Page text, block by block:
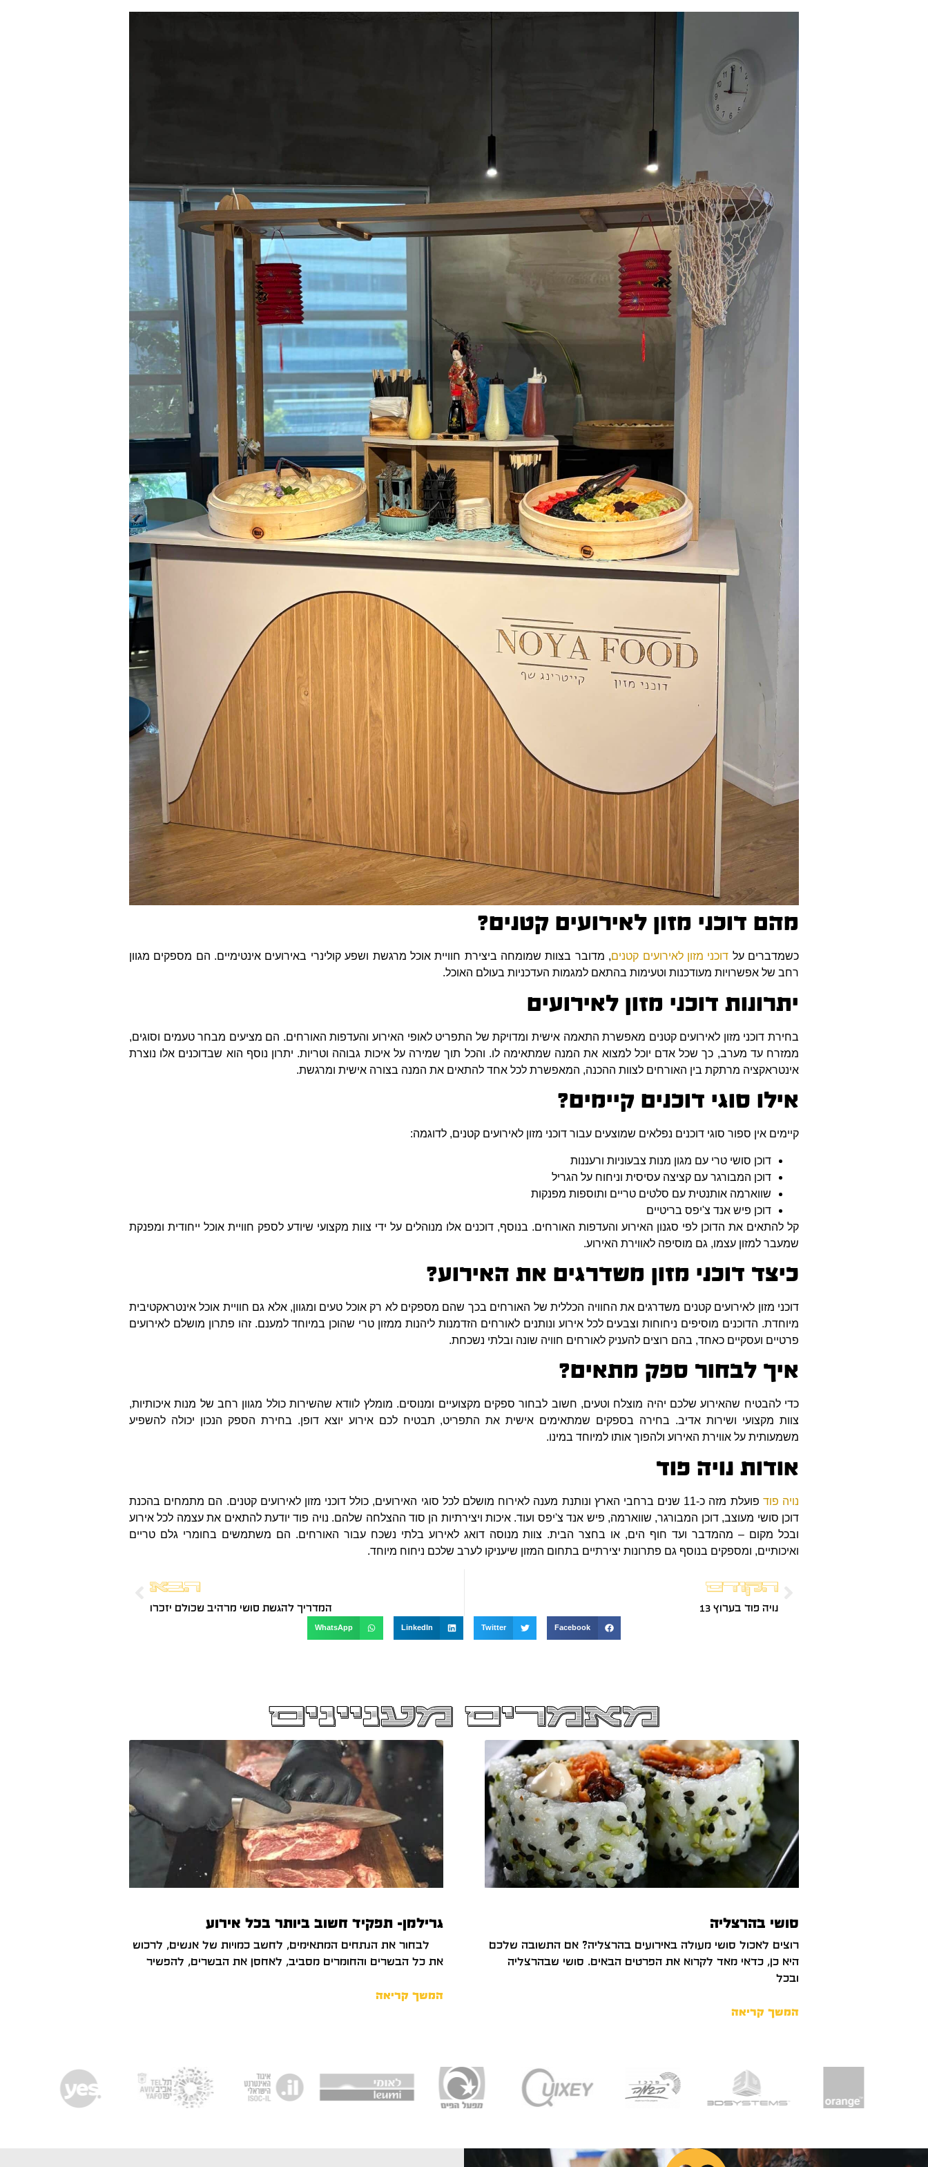
מהם דוכני מזון לאירועים קטנים?
כשמדברים על דוכני מזון לאירועים קטנים, מדובר בצוות שמומחה ביצירת חוויית אוכל מרגשת ושפע קולינרי באירועים אינטימיים. הם מספקים מגוון
רחב של אפשרויות מעודכנות וטעימות בהתאם למגמות העדכניות בעולם האוכל.
יתרונות דוכני מזון לאירועים
בחירת דוכני מזון לאירועים קטנים מאפשרת התאמה אישית ומדויקת של התפריט לאופי האירוע והעדפות האורחים. הם מציעים מבחר טעמים וסוגים,
ממזרח עד מערב, כך שכל אדם יוכל למצוא את המנה שמתאימה לו. והכל תוך שמירה על איכות גבוהה וטריות. יתרון נוסף הוא שבדוכנים אלו נוצרת
אינטראקציה מרתקת בין האורחים לצוות ההכנה, המאפשרת לכל אחד להתאים את המנה בצורה אישית ומרגשת.
אילו סוגי דוכנים קיימים?
קיימים אין ספור סוגי דוכנים נפלאים שמוצעים עבור דוכני מזון לאירועים קטנים, לדוגמה:
דוכן סושי טרי עם מגון מנות צבעוניות ורעננות
דוכן המבורגר עם קציצה עסיסית וניחוח על הגריל
שווארמה אותנטית עם סלטים טריים ותוספות מפנקות
דוכן פיש אנד צ'יפס בריטיים
קל להתאים את הדוכן לפי סגנון האירוע והעדפות האורחים. בנוסף, דוכנים אלו מנוהלים על ידי צוות מקצועי שיודע לספק חוויית אוכל ייחודית ומפנקת
שמעבר למזון עצמו, גם מוסיפה לאווירת האירוע.
כיצד דוכני מזון משדרגים את האירוע?
דוכני מזון לאירועים קטנים משדרגים את החוויה הכללית של האורחים בכך שהם מספקים לא רק אוכל טעים ומגוון, אלא גם חוויית אוכל אינטראקטיבית
מיוחדת. הדוכנים מוסיפים ניחוחות וצבעים לכל אירוע ונותנים לאורחים הזדמנות ליהנות ממזון טרי שהוכן במיוחד למענם. זהו פתרון מושלם לאירועים
פרטיים ועסקיים כאחד, בהם רוצים להעניק לאורחים חוויה שונה ובלתי נשכחת.
איך לבחור ספק מתאים?
כדי להבטיח שהאירוע שלכם יהיה מוצלח וטעים, חשוב לבחור ספקים מקצועיים ומנוסים. מומלץ לוודא שהשירות כולל מגוון רחב של מנות איכותיות,
צוות מקצועי ושירות אדיב. בחירה בספקים שמתאימים אישית את התפריט, תבטיח לכם אירוע יוצא דופן. בחירת הספק הנכון יכולה להשפיע
משמעותית על אווירת האירוע ולהפוך אותו למיוחד במינו.
אודות נויה פוד
נויה פוד
פועלת מזה כ-11 שנים ברחבי הארץ ונותנת מענה לאירוח מושלם לכל סוגי האירועים, כולל דוכני מזון לאירועים קטנים. הם מתמחים בהכנת
דוכן סושי מעוצב, דוכן המבורגר, שווארמה, פיש אנד צ'יפס ועוד. איכות ויצירתיות הן סוד ההצלחה שלהם. נויה פוד יודעת להתאים את עצמה לכל אירוע
ובכל מקום – מהמדבר ועד חוף הים, או בחצר הבית. צוות מנוסה דואג לאירוע בלתי נשכח עבור האורחים. הם משתמשים בחומרי גלם טריים
ואיכותיים, ומספקים בנוסף גם פתרונות יצירתיים בתחום המזון שיעניקו לערב שלכם ניחוח מיוחד.
הקודם
נויה פוד בערוץ 13
הבא
המדריך להגשת סושי מרהיב שכולם יזכרו
Facebook
Twitter
LinkedIn
WhatsApp
מאמרים מעניינים
סושי בהרצליה
רוצים לאכול סושי מעולה באירועים בהרצליה? אם התשובה שלכם
היא כן, כדאי מאד לקרוא את הפרטים הבאים. סושי שבהרצליה
ובכל
המשך קריאה
גרילמן- תפקיד חשוב ביותר בכל אירוע
לבחור את הנתחים המתאימים, לחשב כמויות של אנשים, לרכוש
את כל הבשרים והחומרים מסביב, לאחסן את הבשרים, להפשיר
המשך קריאה